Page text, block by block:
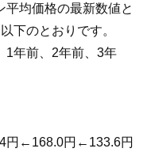
均価格の最新数値と
下のとおりです。
1年前、2年前、3年
←168.0円←133.6円